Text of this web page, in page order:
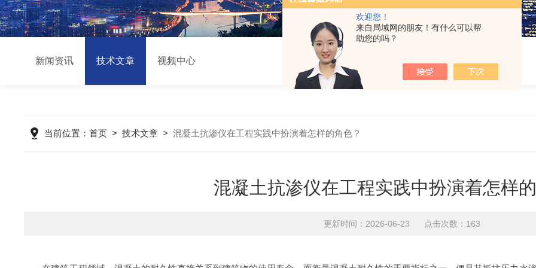
欢迎您！
来自局域网的朋友！有什么可以帮
助您的吗？
新闻资讯 技术文章 视频中心
当前位置：首页 >技术文章 >混凝土抗渗仪在工程实践中扮演着怎样的角色？
混凝土抗渗仪在工程实践中扮演着怎样
更新时间：2026-06-23 点击次数：163